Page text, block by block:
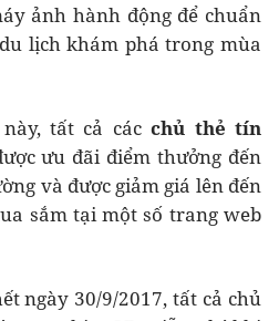
ảnh hành động để chuẩn
lịch khám phá trong mùa
tất cả cácchủ thẻ tín
ưu đãi điểm thưởng đến
và được giảm giá lên đến
sắm tại một số trang web
ngày 30/9/2017, tất cả chủ